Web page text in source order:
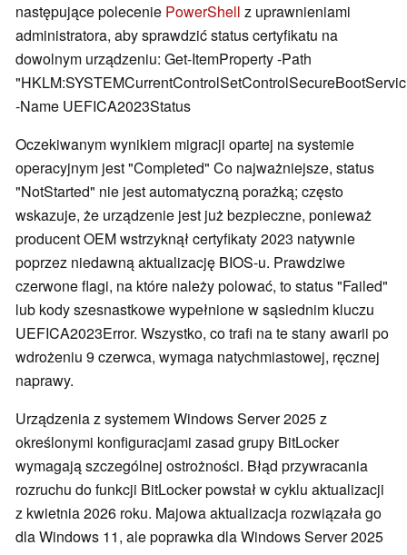
następujące polecenie PowerShell z uprawnieniami
administratora, aby sprawdzić status certyfikatu na
dowolnym urządzeniu: Get-ItemProperty -Path
-Name UEFICA2023Status
Oczekiwanym wynikiem migracji opartej na systemie
operacyjnym jest "Completed" Co najważniejsze, status
"NotStarted" nie jest automatyczną porażką; często
wskazuje, że urządzenie jest już bezpieczne, ponieważ
producent OEM wstrzyknął certyfikaty 2023 natywnie
poprzez niedawną aktualizację BIOS-u. Prawdziwe
czerwone flagi, na które należy polować, to status "Failed"
lub kody szesnastkowe wypełnione w sąsiednim kluczu
UEFICA2023Error. Wszystko, co trafi na te stany awarii po
wdrożeniu 9 czerwca, wymaga natychmiastowej, ręcznej
naprawy.
Urządzenia z systemem Windows Server 2025 z
określonymi konfiguracjami zasad grupy BitLocker
wymagają szczególnej ostrożności. Błąd przywracania
rozruchu do funkcji BitLocker powstał w cyklu aktualizacji
z kwietnia 2026 roku. Majowa aktualizacja rozwiązała go
dla Windows 11, ale poprawka dla Windows Server 2025